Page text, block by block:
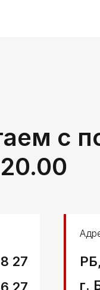
27
г.
с